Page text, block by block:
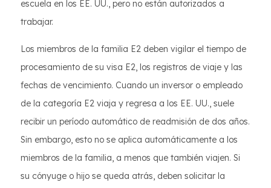
escuela en los EE. UU., pero no están autorizados a
trabajar.
Los miembros de la familia E2 deben vigilar el tiempo de
procesamiento de su visa E2, los registros de viaje y las
fechas de vencimiento. Cuando un inversor o empleado
de la categoría E2 viaja y regresa a los EE. UU., suele
recibir un período automático de readmisión de dos años.
Sin embargo, esto no se aplica automáticamente a los
miembros de la familia, a menos que también viajen. Si
su cónyuge o hijo se queda atrás, deben solicitar la